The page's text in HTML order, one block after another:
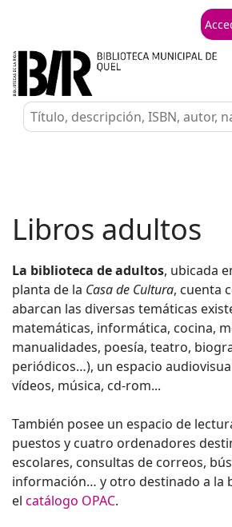
Libros adultos
La biblioteca de adultos, ubicada
planta de la Casa de Cultura, cuenta
abarcan las diversas temáticas
matemáticas, informática, cocina,
manualidades, poesía, teatro,
periódicos…), un espacio
vídeos, música, cd-rom...
También posee un espacio de
puestos y cuatro ordenadores
escolares, consultas de correos,
información… y otro destinado a la
el catálogo OPAC.